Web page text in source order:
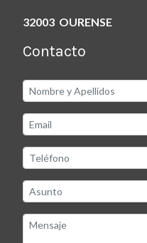
32003 OURENSE
Contacto